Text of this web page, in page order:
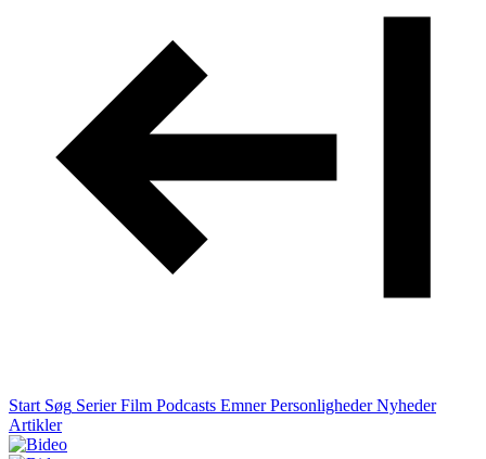
Start Søg Serier Film Podcasts Emner Personligheder Nyheder
Artikler